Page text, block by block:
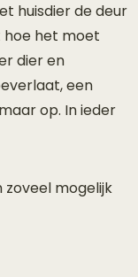
huisdier de deur
hoe het moet
dier en
een
op. In ieder
zoveel mogelijk